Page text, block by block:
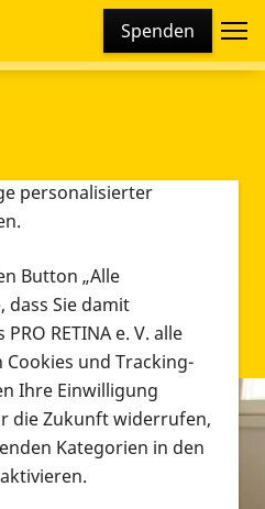
Spenden
Cookies und
Cookies und
personalisierter
Button „Alle
dass Sie damit
RETINA e. V. alle
und Tracking-
Ihre Einwilligung
die Zukunft widerrufen,
Kategorien in den